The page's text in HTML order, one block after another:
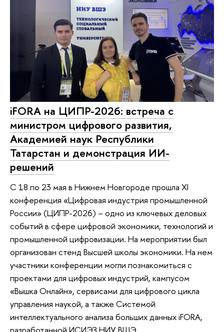
iFORA на ЦИПР-2026: встреча с
министром цифрового развития,
Академией наук Республики
Татарстан и демонстрация ИИ-
решений
С 18 по 23 мая в Нижнем Новгороде прошла XI
конференция «Цифровая индустрия промышленной
России» (ЦИПР-2026) – одно из ключевых деловых
событий в сфере цифровой экономики, технологий и
промышленной цифровизации. На мероприятии был
организован стенд Высшей школы экономики. На нем
участники конференции могли познакомиться с
проектами для цифровых индустрий, кампусом
«Вышка Онлайн», сервисами для цифрового цикла
управления наукой, а также Системой
интеллектуального анализа больших данных iFORA,
разработанной ИСИЭЗ НИУ ВШЭ.